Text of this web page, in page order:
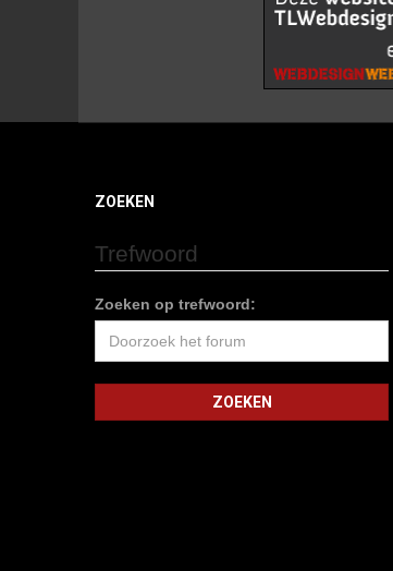
ZOEKEN
Trefwoord
Zoeken op trefwoord: